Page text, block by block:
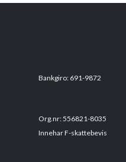
Bankgiro: 691-9872
Org.nr: 556821-8035
Innehar F-skattebevis